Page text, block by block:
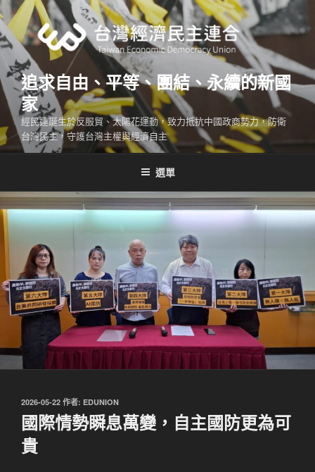
跳
至
主
內
容
追求自由、平等、團結、永續的新國
家
經民連誕生於反服貿、太陽花運動，致力抵抗中國政商勢力，防衛
台灣民主，守護台灣主權與經濟自主
選單
發
佈
於
2026-05-22 作者: EDUNION
國際情勢瞬息萬變，自主國防更為可
貴